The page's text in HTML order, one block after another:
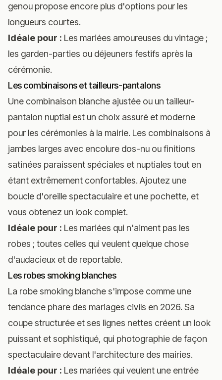
genou propose encore plus d'options pour les
longueurs courtes.
Idéale pour : Les mariées amoureuses du vintage ;
les garden-parties ou déjeuners festifs après la
cérémonie.
Les combinaisons et tailleurs-pantalons
Une combinaison blanche ajustée ou un tailleur-
pantalon nuptial est un choix assuré et moderne
pour les cérémonies à la mairie. Les combinaisons à
jambes larges avec encolure dos-nu ou finitions
satinées paraissent spéciales et nuptiales tout en
étant extrêmement confortables. Ajoutez une
boucle d'oreille spectaculaire et une pochette, et
vous obtenez un look complet.
Idéale pour : Les mariées qui n'aiment pas les
robes ; toutes celles qui veulent quelque chose
d'audacieux et de reportable.
Les robes smoking blanches
La robe smoking blanche s'impose comme une
tendance phare des mariages civils en 2026. Sa
coupe structurée et ses lignes nettes créent un look
puissant et sophistiqué, qui photographie de façon
spectaculaire devant l'architecture des mairies.
Idéale pour : Les mariées qui veulent une entrée